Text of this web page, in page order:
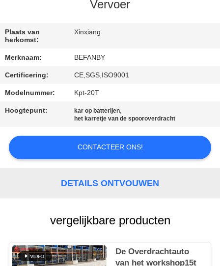
VERZOEK
OM EEN
CITAAT
SITEMAP
Vervoer
Plaats van
herkomst:
Xinxiang
Merknaam: BEFANBY
Certificering: CE,SGS,ISO9001
Modelnummer: Kpt-20T
Hoogtepunt: kar op batterijen,
het karretje van de spooroverdracht
CONTACTEER ONS!
DETAILS ONTVOUWEN
vergelijkbare producten
De Overdrachtauto
van het workshop15t